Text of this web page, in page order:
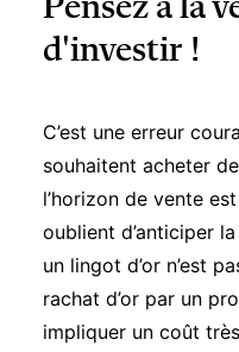
Pensez à la
d'investir !
C’est une erreur
souhaitent acheter
l’horizon de vente
oublient d’anticiper
un lingot d’or n’est
rachat d’or par un
impliquer un coût